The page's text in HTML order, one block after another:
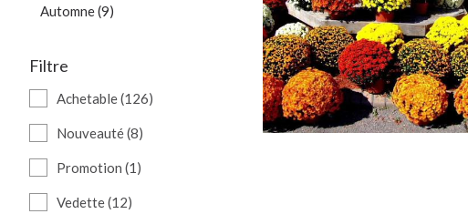
Automne (9)
Filtre
Achetable (126)
Nouveauté (8)
Promotion (1)
Vedette (12)